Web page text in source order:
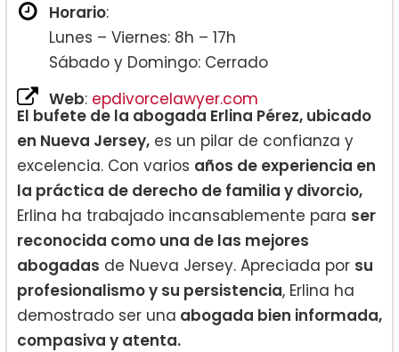
Horario:
Lunes – Viernes: 8h – 17h
Sábado y Domingo: Cerrado
Web: epdivorcelawyer.com
El bufete de la abogada Erlina Pérez, ubicado
en Nueva Jersey, es un pilar de confianza y
excelencia. Con varios años de experiencia en
la práctica de derecho de familia y divorcio,
Erlina ha trabajado incansablemente para ser
reconocida como una de las mejores
abogadas de Nueva Jersey. Apreciada por su
profesionalismo y su persistencia, Erlina ha
demostrado ser una abogada bien informada,
compasiva y atenta.